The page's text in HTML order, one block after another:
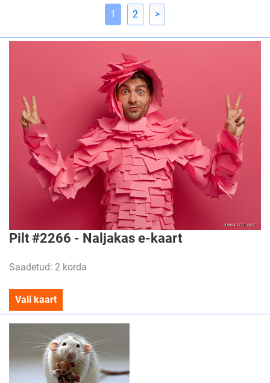
1 2 >
Pilt #2266 - Naljakas e-kaart
Saadetud: 2 korda
Vali kaart